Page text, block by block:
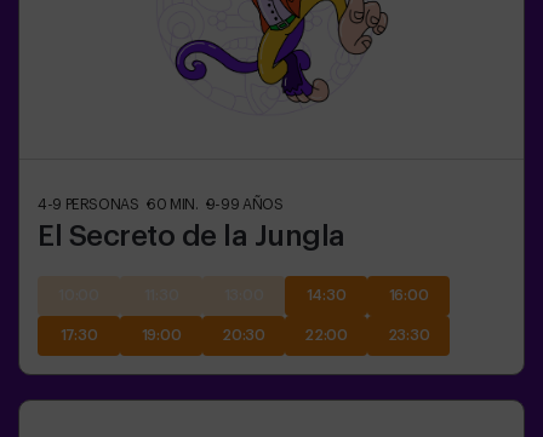
4-9 PERSONAS 60 MIN. 9-99 AÑOS
El Secreto de la Jungla
14:30 16:00
17:30 19:00 20:30 22:00 23:30